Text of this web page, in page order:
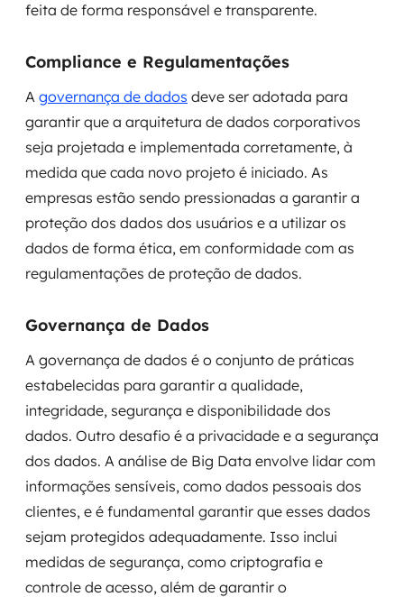
feita de forma responsável e transparente.
Compliance e Regulamentações
A governança de dados deve ser adotada para
garantir que a arquitetura de dados corporativos
seja projetada e implementada corretamente, à
medida que cada novo projeto é iniciado. As
empresas estão sendo pressionadas a garantir a
proteção dos dados dos usuários e a utilizar os
dados de forma ética, em conformidade com as
regulamentações de proteção de dados.
Governança de Dados
A governança de dados é o conjunto de práticas
estabelecidas para garantir a qualidade,
integridade, segurança e disponibilidade dos
dados. Outro desafio é a privacidade e a segurança
dos dados. A análise de Big Data envolve lidar com
informações sensíveis, como dados pessoais dos
clientes, e é fundamental garantir que esses dados
sejam protegidos adequadamente. Isso inclui
medidas de segurança, como criptografia e
controle de acesso, além de garantir o